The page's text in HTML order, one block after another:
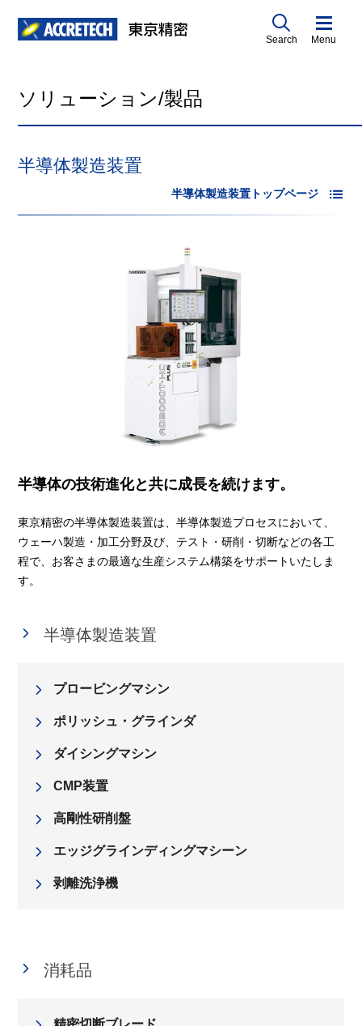
Search Menu
ソリューション/製品
半導体製造装置
半導体製造装置トップページ
半導体の技術進化と共に成長を続けます。
東京精密の半導体製造装置は、半導体製造プロセスにおいて、
ウェーハ製造・加工分野及び、テスト・研削・切断などの各工
程で、お客さまの最適な生産システム構築をサポートいたしま
す。
半導体製造装置
プロービングマシン
ポリッシュ・グラインダ
ダイシングマシン
CMP装置
高剛性研削盤
エッジグラインディングマシーン
剥離洗浄機
消耗品